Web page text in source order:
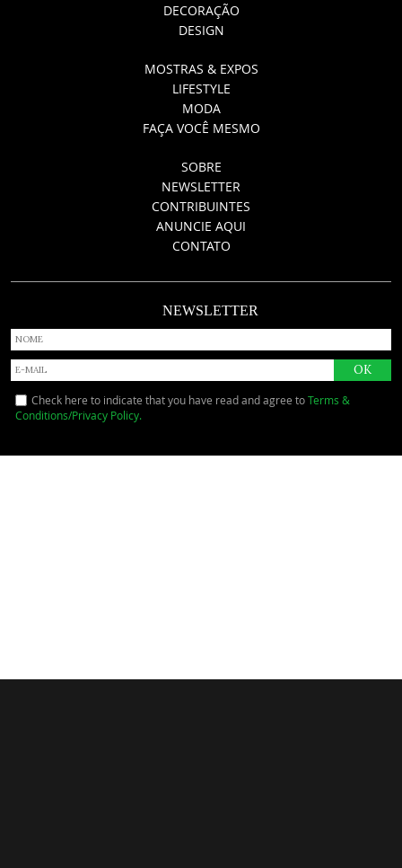
DECORAÇÃO
DESIGN
MOSTRAS & EXPOS
LIFESTYLE
MODA
FAÇA VOCÊ MESMO
SOBRE
NEWSLETTER
CONTRIBUINTES
ANUNCIE AQUI
CONTATO
NEWSLETTER
Check here to indicate that you have read and agree toTerms &
Conditions/Privacy Policy.